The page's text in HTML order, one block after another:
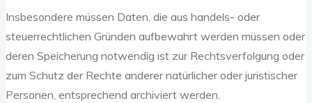
Insbesondere müssen Daten, die aus handels- oder
steuerrechtlichen Gründen aufbewahrt werden müssen oder
deren Speicherung notwendig ist zur Rechtsverfolgung oder
zum Schutz der Rechte anderer natürlicher oder juristischer
Personen, entsprechend archiviert werden.